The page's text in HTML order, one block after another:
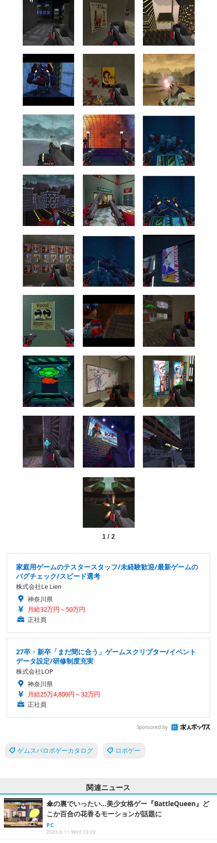
1/ 2
家庭用ゲームのテスタースタッフ/未経験歓迎/最新ゲームの
バグチェック/スピード選考
株式会社Le Lien
神奈川県
月給32万円～50万円
正社員
27卒・新卒「まだ間に合う」ゲームスクリプター/イベント
データ設定/研修制度充実
株式会社LOP
神奈川県
月給25万4,800円～32万円
正社員
Sponsored by
ゲムスパロボゲーカタログ ロボゲー
関連ニュース
傘の裏でいったい…美少女格ゲー『BattleQueen』ど
こか百合の花香るモーションが話題に
PC
2025.6.11 Wed 23:22